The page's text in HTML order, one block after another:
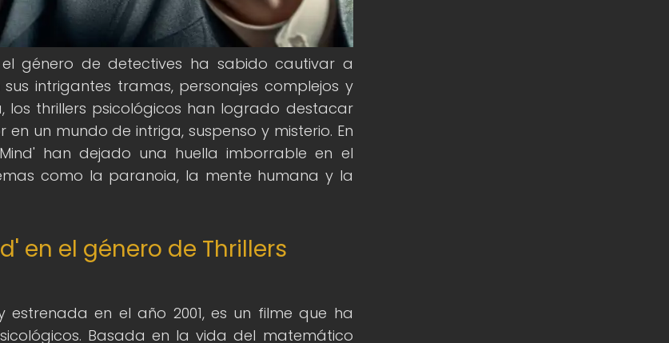
género de detectives ha sabido cautivar a
intrigantes tramas, personajes complejos y
thrillers psicológicos han logrado destacar
un mundo de intriga, suspenso y misterio. En
han dejado una huella imborrable en el
como la paranoia, la mente humana y la
en el género de Thrillers
estrenada en el año 2001, es un filme que ha
Basada en la vida del matemático